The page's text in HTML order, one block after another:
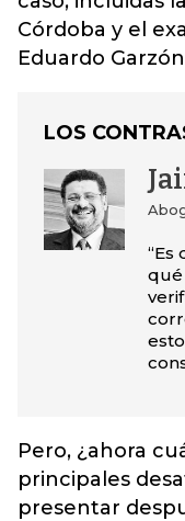
Córdoba y el
Eduardo
LOS
“Es
qué
Pero, ¿ahora
principales
presentar